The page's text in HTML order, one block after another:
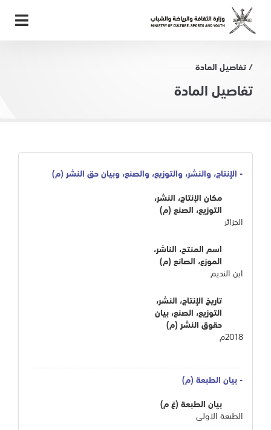
/ تفاصيل المادة
تفاصيل المادة
- الإنتاج، والنشر، والتوزيع، والصنع، وبيان حق النشر (م)
مكان الإنتاج، النشر،
التوزيع، الصنع (م)
الجزائر
اسم المنتج، الناشر،
الموزع، الصانع (م)
ابن النديم
تاريخ الإنتاج، النشر،
التوزيع، الصنع، بيان
حقوق النشر (م)
2018م
- بيان الطبعة (م)
بيان الطبعة (غ م)
الطبعة الاولى